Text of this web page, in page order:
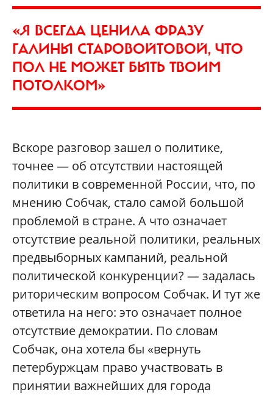
«Я ВСЕГДА ЦЕНИЛА ФРАЗУ
ГАЛИНЫ СТАРОВОЙТОВОЙ, ЧТО
ПОЛ НЕ МОЖЕТ БЫТЬ ТВОИМ
ПОТОЛКОМ»
Вскоре разговор зашел о политике,
точнее — об отсутствии настоящей
политики в современной России, что, по
мнению Собчак, стало самой большой
проблемой в стране. А что означает
отсутствие реальной политики, реальных
предвыборных кампаний, реальной
политической конкуренции? — задалась
риторическим вопросом Собчак. И тут же
ответила на него: это означает полное
отсутствие демократии. По словам
Собчак, она хотела бы «вернуть
петербуржцам право участвовать в
принятии важнейших для города